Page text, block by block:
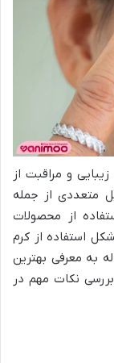
و مراقبت از
متعددی از جمله
از محصولات
استفاده از کرم
به معرفی بهترین
نکات مهم در